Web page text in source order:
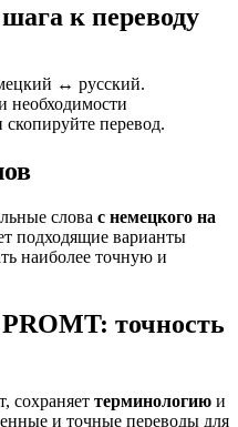
к переводу
↔ русский.
необходимости
скопируйте перевод.
слова с немецкого на
подходящие варианты
наиболее точную и
точность
сохраняет терминологию и
и точные переводы для